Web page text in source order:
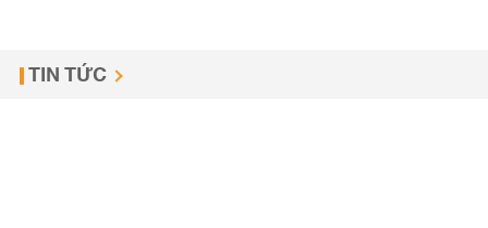
TIN TỨC